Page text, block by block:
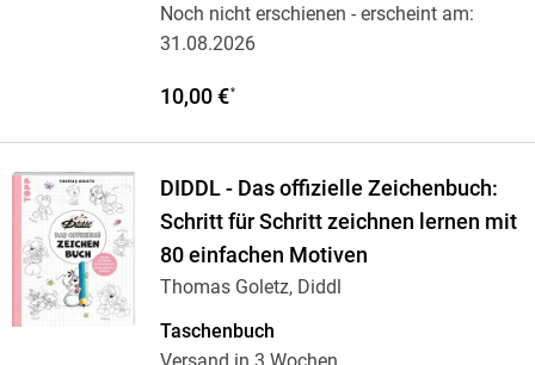
Noch nicht erschienen - erscheint am:
31.08.2026
10,00 €*
DIDDL - Das offizielle Zeichenbuch:
Schritt für Schritt zeichnen lernen mit
80 einfachen Motiven
Thomas Goletz, Diddl
Taschenbuch